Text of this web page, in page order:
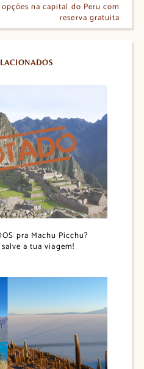
na capital do Peru com
reserva gratuita
pra Machu Picchu?
a tua viagem!